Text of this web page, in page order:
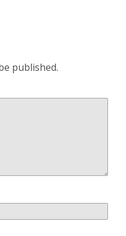
published.